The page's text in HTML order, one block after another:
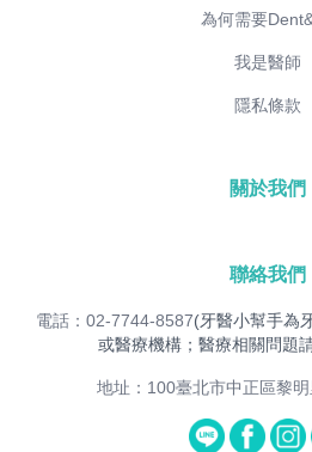
為何需要
我是醫師
隱私條款
關於我們
聯絡我們
電話：02-7744-8587(牙醫小幫手為
或醫療機構；醫療相關問題
地址：100臺北市中正區黎